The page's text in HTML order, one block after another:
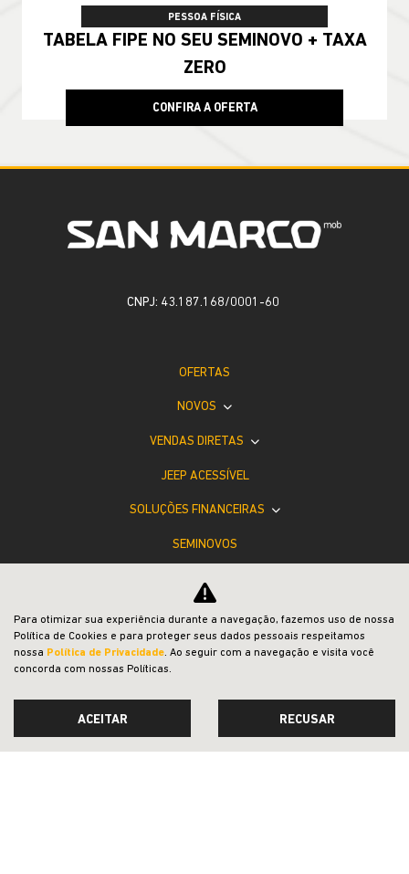
PESSOA FÍSICA
TABELA FIPE NO SEU SEMINOVO + TAXA
ZERO
CONFIRA A OFERTA
CNPJ: 43.187.168/0001-60
OFERTAS
NOVOS
VENDAS DIRETAS
JEEP ACESSÍVEL
SOLUÇÕES FINANCEIRAS
SEMINOVOS
INSTITUCIONAL
COMPARATIVO
Para otimizar sua experiência durante a navegação, fazemos uso de nossa
Política de Cookies e para proteger seus dados pessoais respeitamos
nossa Política de Privacidade. Ao seguir com a navegação e visita você
concorda com nossas Políticas.
ACEITAR RECUSAR